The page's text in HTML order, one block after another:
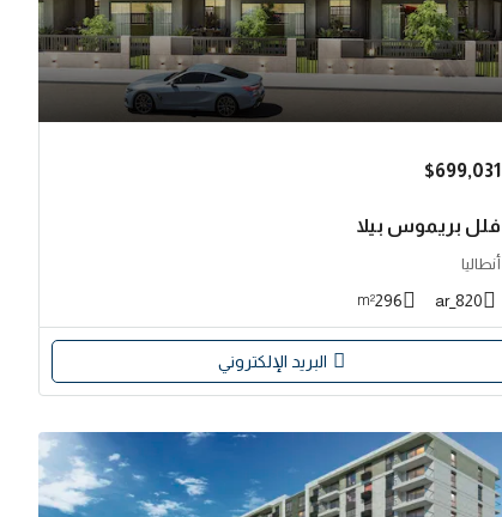
$699,031
فلل بريموس بيلا
أنطاليا
820_ar
296
m²
البريد الإلكتروني